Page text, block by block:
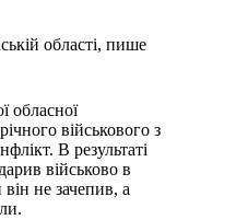
області, пише
обласної
військового з
В результаті
військово в
не зачепив, а